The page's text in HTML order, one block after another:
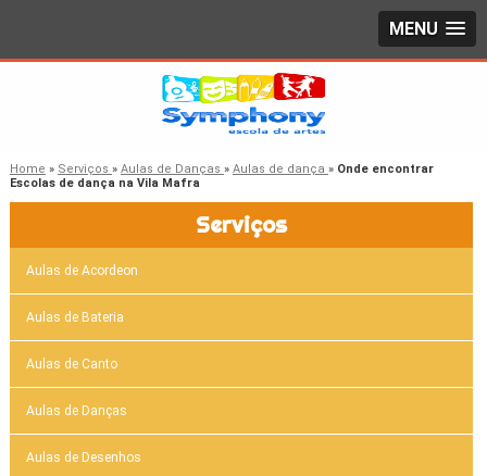
MENU
Home » Serviços » Aulas de Danças » Aulas de dança » Onde encontrar
Escolas de dança na Vila Mafra
Serviços
Aulas de Acordeon
Aulas de Bateria
Aulas de Canto
Aulas de Danças
Aulas de Desenhos